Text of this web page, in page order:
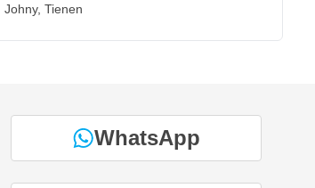
Johny, Tienen
WhatsApp